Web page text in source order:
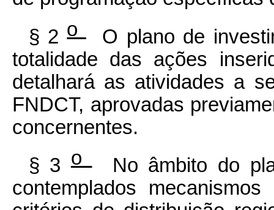
§ 2o O plano de
totalidade das ações
detalhará as atividades a
FNDCT, aprovadas
concernentes.
§ 3o No âmbito do
contemplados